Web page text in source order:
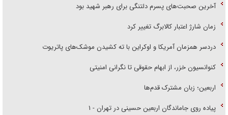
آخرین صحبت‌های پسرم دلتنگی برای رهبر شهید بود
زمان شارژ اعتبار کالابرگ تغییر کرد
دردسر همزمان آمریکا و اوکراین با ته کشیدن موشک‌های پاتریوت
کنوانسیون خزر، از ابهام حقوقی تا نگرانی امنیتی
اربعین؛ زبان مشترک قدم‌ها
پیاده روی جاماندگان اربعین حسینی در تهران - ۱